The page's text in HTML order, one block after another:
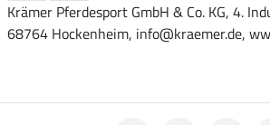
Krämer Pferdesport GmbH & Co. KG, 4.
68764 Hockenheim, info@kraemer.de,